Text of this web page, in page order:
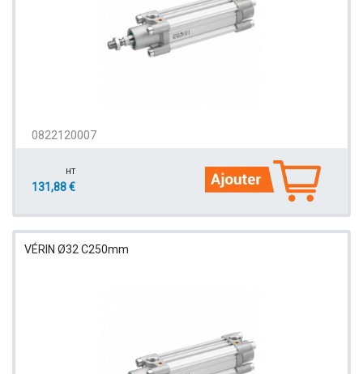
0822120007
HT
131,88 €
VÉRIN Ø32 C250mm